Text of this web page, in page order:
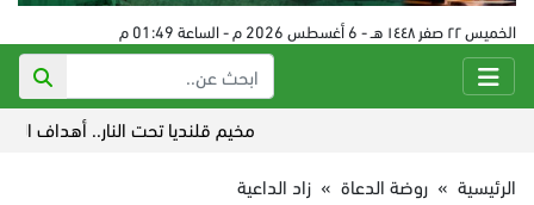
الخميس ٢٢ صفر ١٤٤٨ هـ - 6 أغسطس 2026 م - الساعة 01:49 م
مخيم قلنديا تحت النار.. أهداف العدوان
الرئيسية » روضة الدعاة » زاد الداعية